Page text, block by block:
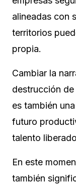
alineadas con
territorios
propia.
Cambiar la
destrucción
es también
futuro
talento
En este
también